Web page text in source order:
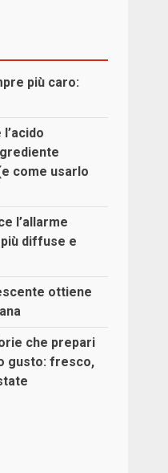
più caro:
come usarlo
l’allarme
diffuse e
ottiene
che prepari
gusto: fresco,